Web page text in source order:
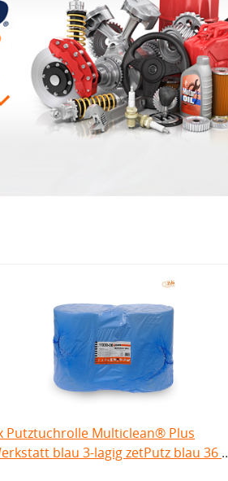
Putztuchrolle Multiclean® Plus
blau 3-lagig zetPutz blau 36 x